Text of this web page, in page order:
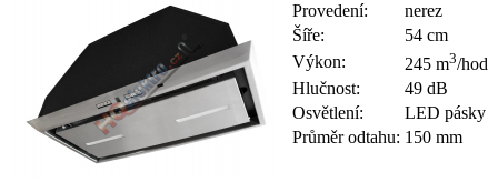
Provedení:
nerez
Šíře:
54 cm
Výkon:
245 m3/hod
Hlučnost:
49 dB
Osvětlení:
LED pásky
Průměr odtahu: 150 mm